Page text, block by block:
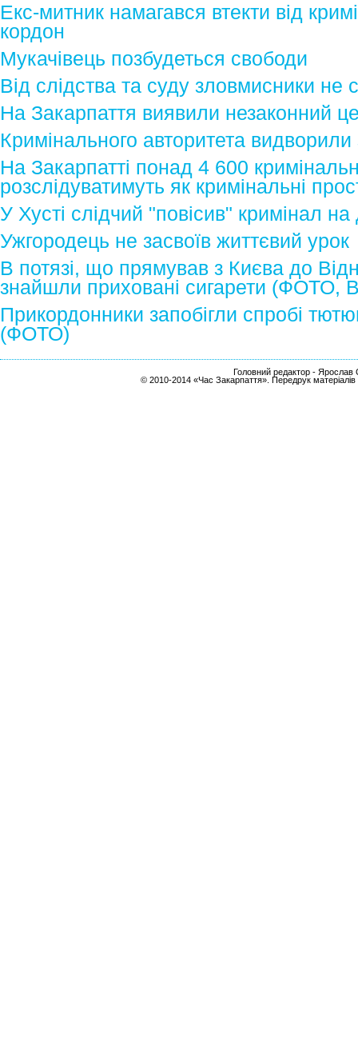
Екс-митник намагався втекти від
кордон
Мукачівець позбудеться свободи
Від слідства та суду зловмисники не
На Закарпаття виявили незаконний
Кримінального авторитета видворили
На Закарпатті понад 4 600
розслідуватимуть як кримінальні
У Хусті слідчий "повісив" кримінал
Ужгородець не засвоїв життєвий урок
В потязі, що прямував з Києва до
знайшли приховані сигарети (ФОТО,
Прикордонники запобігли спробі
(ФОТО)
Головний редактор - Ярослав
© 2010-2014 «Час Закарпаття». Передрук